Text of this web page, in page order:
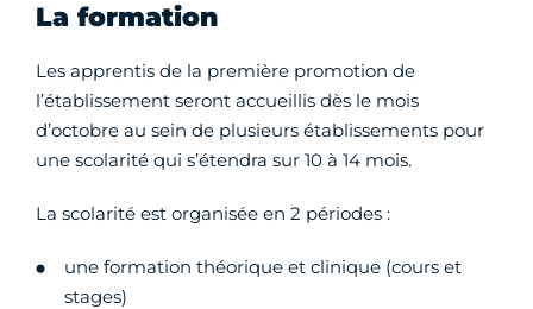
La formation
Les apprentis de la première promotion de
l’établissement seront accueillis dès le mois
d’octobre au sein de plusieurs établissements pour
une scolarité qui s’étendra sur 10 à 14 mois.
La scolarité est organisée en 2 périodes :
une formation théorique et clinique (cours et
stages)